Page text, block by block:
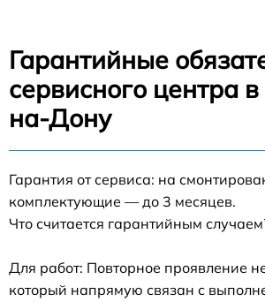
Гарантийные
сервисного центра
на-Дону
Гарантия от сервиса: на
комплектующие — до 3 месяцев.
Что считается гарантийным
Для работ: Повторное проявление
который напрямую связан с